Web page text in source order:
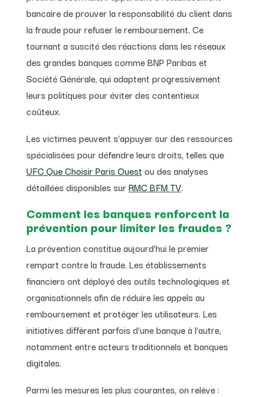
bancaire de prouver la responsabilité du client dans
la fraude pour refuser le remboursement. Ce
tournant a suscité des réactions dans les réseaux
des grandes banques comme BNP Paribas et
Société Générale, qui adaptent progressivement
leurs politiques pour éviter des contentieux
coûteux.
Les victimes peuvent s’appuyer sur des ressources
spécialisées pour défendre leurs droits, telles que
UFC Que Choisir Paris Ouest ou des analyses
détaillées disponibles surRMC BFM TV.
Comment les banques renforcent la
prévention pour limiter les fraudes ?
La prévention constitue aujourd’hui le premier
rempart contre la fraude. Les établissements
financiers ont déployé des outils technologiques et
organisationnels afin de réduire les appels au
remboursement et protéger les utilisateurs. Les
initiatives diffèrent parfois d’une banque à l’autre,
notamment entre acteurs traditionnels et banques
digitales.
Parmi les mesures les plus courantes, on relève :